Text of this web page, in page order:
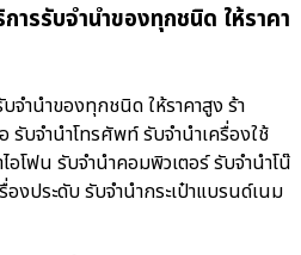
รรับจำนำของทุกชนิด ให้ราคา
ำนำของทุกชนิด ให้ราคาสูง ร้า
บจำนำโทรศัพท์ รับจำนำเครื่องใช้
อโฟน รับจำนำคอมพิวเตอร์ รับจำนำโน๊
งประดับ รับจำนำกระเป๋าแบรนด์เนม